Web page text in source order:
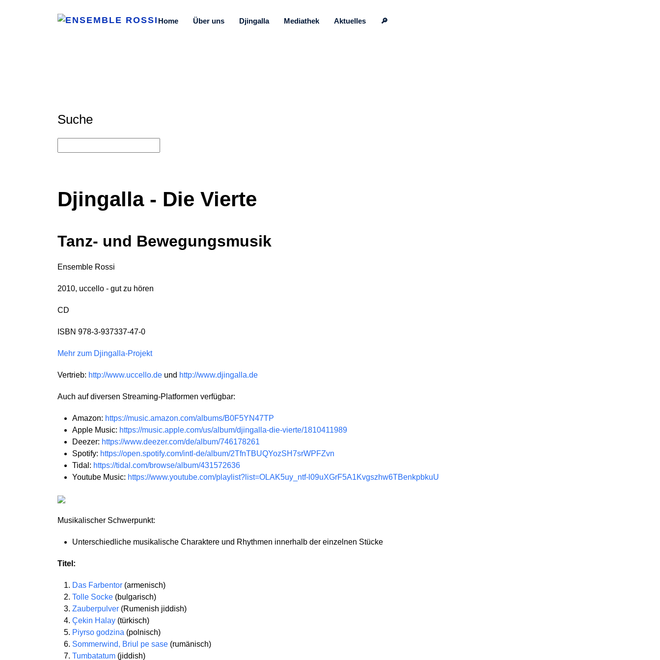
Home Über uns Djingalla Mediathek Aktuelles 🔎
Suche
Djingalla - Die Vierte
Tanz- und Bewegungsmusik
Ensemble Rossi
2010, uccello - gut zu hören
CD
ISBN 978-3-937337-47-0
Mehr zum Djingalla-Projekt
Vertrieb: http://www.uccello.de und http://www.djingalla.de
Auch auf diversen Streaming-Platformen verfügbar:
Amazon: https://music.amazon.com/albums/B0F5YN47TP
Apple Music: https://music.apple.com/us/album/djingalla-die-vierte/1810411989
Deezer: https://www.deezer.com/de/album/746178261
Spotify: https://open.spotify.com/intl-de/album/2TfnTBUQYozSH7srWPFZvn
Tidal: https://tidal.com/browse/album/431572636
Youtube Music: https://www.youtube.com/playlist?list=OLAK5uy_ntf-l09uXGrF5A1Kvgszhw6TBenkpbkuU
Musikalischer Schwerpunkt:
Unterschiedliche musikalische Charaktere und Rhythmen innerhalb der einzelnen Stücke
Titel:
Das Farbentor (armenisch)
Tolle Socke (bulgarisch)
Zauberpulver (Rumenish jiddish)
Çekin Halay (türkisch)
Piyrso godzina (polnisch)
Sommerwind, Briul pe sase (rumänisch)
Tumbatatum (jiddish)